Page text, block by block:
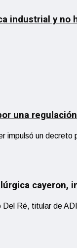
industrial y no
una
impulsó un
cayeron,
Ré, titular de